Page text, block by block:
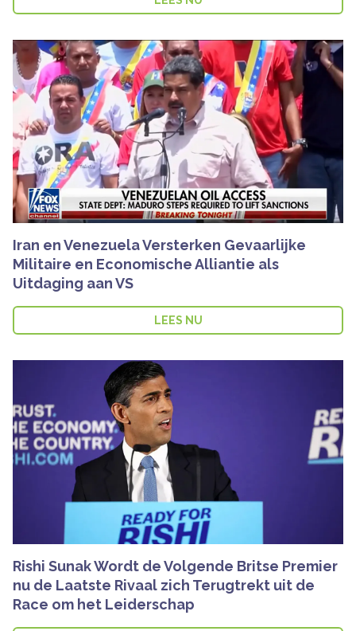
Iran en Venezuela Versterken Gevaarlijke
Militaire en Economische Alliantie als
Uitdaging aan VS
LEES NU
Rishi Sunak Wordt de Volgende Britse Premier
nu de Laatste Rivaal zich Terugtrekt uit de
Race om het Leiderschap